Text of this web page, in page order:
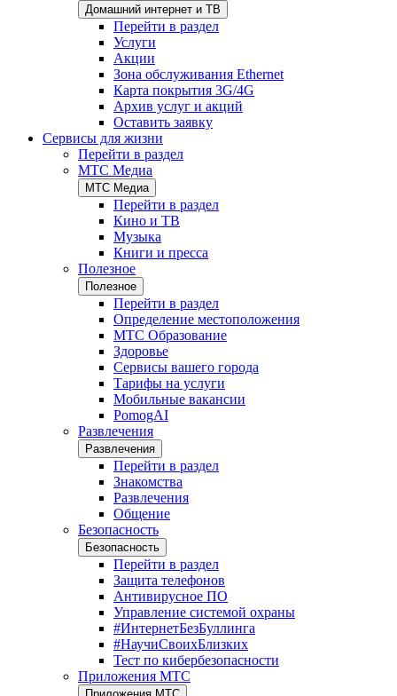
Домашний интернет и ТВ
Перейти в раздел
Услуги
Акции
Зона обслуживания Ethernet
Карта покрытия 3G/4G
Архив услуг и акций
Оставить заявку
Сервисы для жизни
Перейти в раздел
МТС Медиа
МТС Медиа
Перейти в раздел
Кино и ТВ
Музыка
Книги и пресса
Полезное
Полезное
Перейти в раздел
Определение местоположения
МТС Образование
Здоровье
Сервисы вашего города
Тарифы на услуги
Мобильные вакансии
PomogAI
Развлечения
Развлечения
Перейти в раздел
Знакомства
Развлечения
Общение
Безопасность
Безопасность
Перейти в раздел
Защита телефонов
Антивирусное ПО
Управление системой охраны
#ИнтернетБезБуллинга
#НаучиСвоихБлизких
Тест по кибербезопасности
Приложения МТС